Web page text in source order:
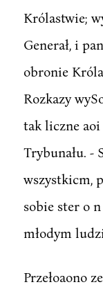
Królastwie;
Generał, i
obronie
Rozkazy
tak liczne aoi
Trybunału. -
wszystkicm,
sobie ster o
młodym
Przełoaono